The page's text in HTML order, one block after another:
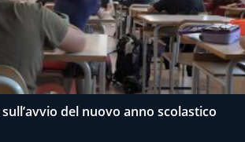
del nuovo anno scolastico